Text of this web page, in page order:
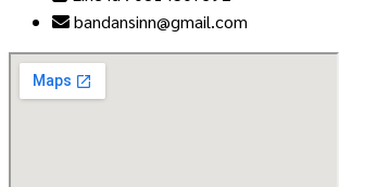
bandansinn@gmail.com